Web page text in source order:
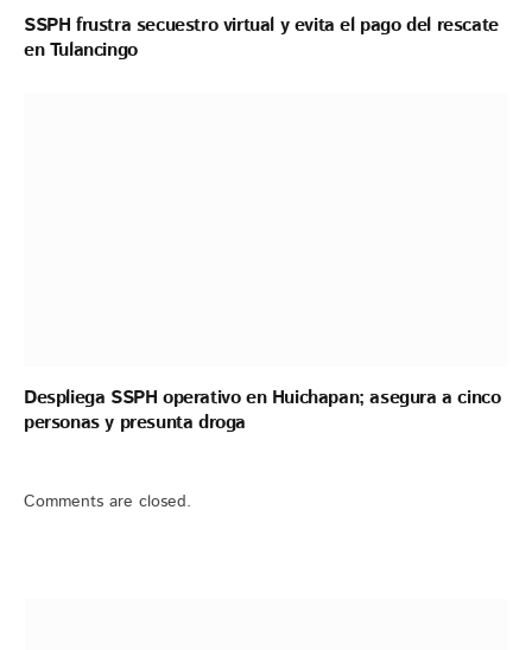
SSPH frustra secuestro virtual y evita el pago del rescate
en Tulancingo
Despliega SSPH operativo en Huichapan; asegura a cinco
personas y presunta droga
Comments are closed.